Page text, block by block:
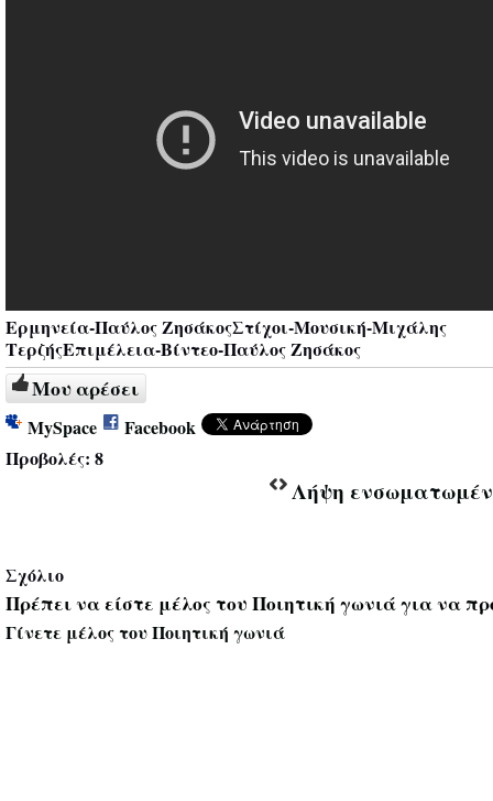
Ερμηνεία-Παύλος ΖησάκοςΣτίχοι-Μουσική-Μιχάλης
ΤερζήςΕπιμέλεια-Βίντεο-Παύλος Ζησάκος
Μου αρέσει
MySpace
Facebook
Προβολές: 8
Λήψη
Σχόλιο
Πρέπει να είστε μέλος του Ποιητική γωνιά για να
Γίνετε μέλος του Ποιητική γωνιά